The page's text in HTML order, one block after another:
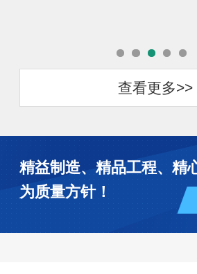
查看更多>>
精益制造、精品工程、精
为质量方针！